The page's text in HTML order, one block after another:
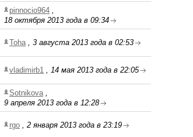
pinnocio964 ,
18 октября 2013 года в 09:34
Toha, 3 августа 2013 года в 02:53
vladimirb1 , 14 мая 2013 года в 22:05
Sotnikova,
9 апреля 2013 года в 12:28
rgo , 2 января 2013 года в 23:19